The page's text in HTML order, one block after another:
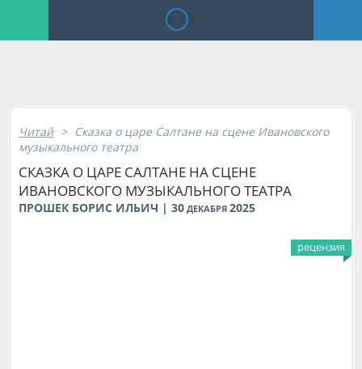
Читай > Сказка о царе Салтане на сцене Ивановского
музыкального театра
СКАЗКА О ЦАРЕ САЛТАНЕ НА СЦЕНЕ
ИВАНОВСКОГО МУЗЫКАЛЬНОГО ТЕАТРА
ПРОШЕК БОРИС ИЛЬИЧ | 30 ДЕКАБРЯ 2025
рецензия